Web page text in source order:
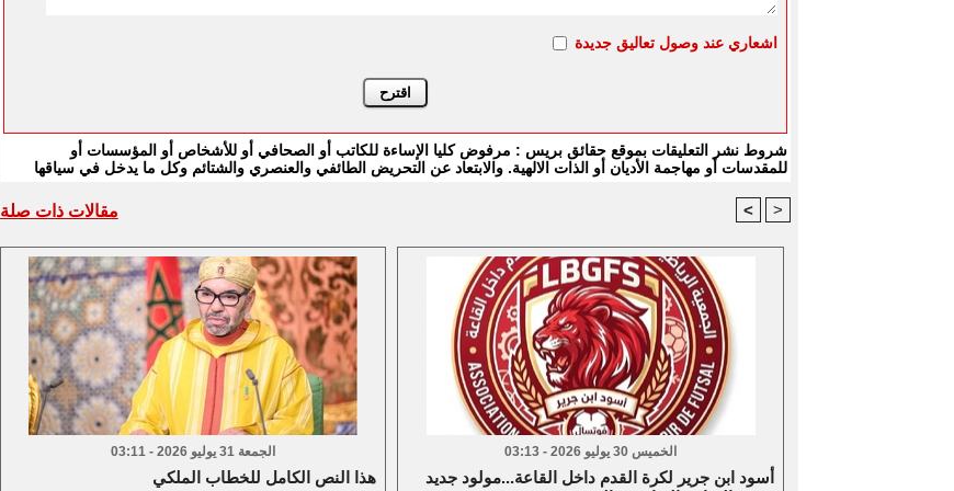
اشعاري عند وصول تعاليق جديدة
شروط نشر التعليقات بموقع حقائق بريس : مرفوض كليا الإساءة للكاتب أو الصحافي أو للأشخاص أو المؤسسات أو
للمقدسات أو مهاجمة الأديان أو الذات الالهية. والابتعاد عن التحريض الطائفي والعنصري والشتائم وكل ما يدخل في سياقها
مقالات ذات صلة < >
الجمعة 31 يوليو 2026 - 03:11
هذا النص الكامل للخطاب الملكي
الخميس 30 يوليو 2026 - 03:13
أسود ابن جرير لكرة القدم داخل القاعة...مولود جديد